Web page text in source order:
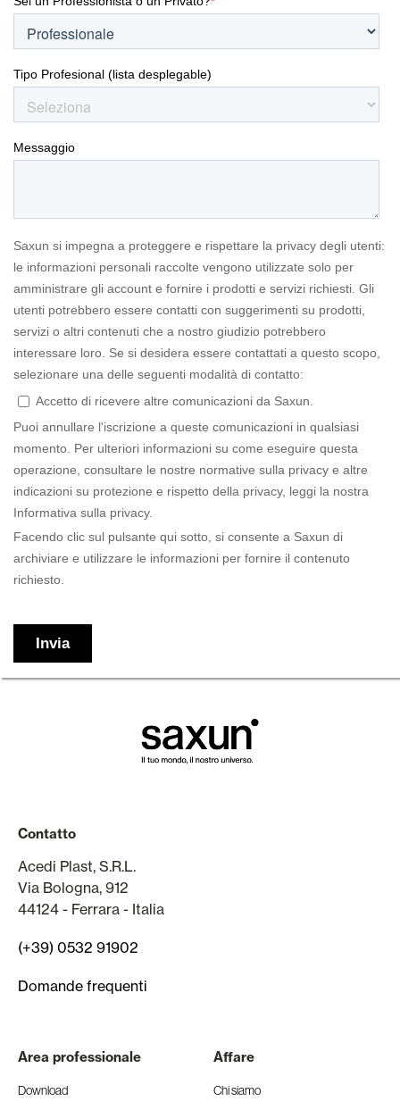
Contatto
Acedi Plast, S.R.L.
Via Bologna, 912
44124 - Ferrara - Italia
(+39) 0532 91902
Domande frequenti
Area professionale
Download
Affare
Chi siamo